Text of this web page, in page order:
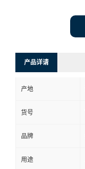
产品详请
产地
货号
品牌
用途